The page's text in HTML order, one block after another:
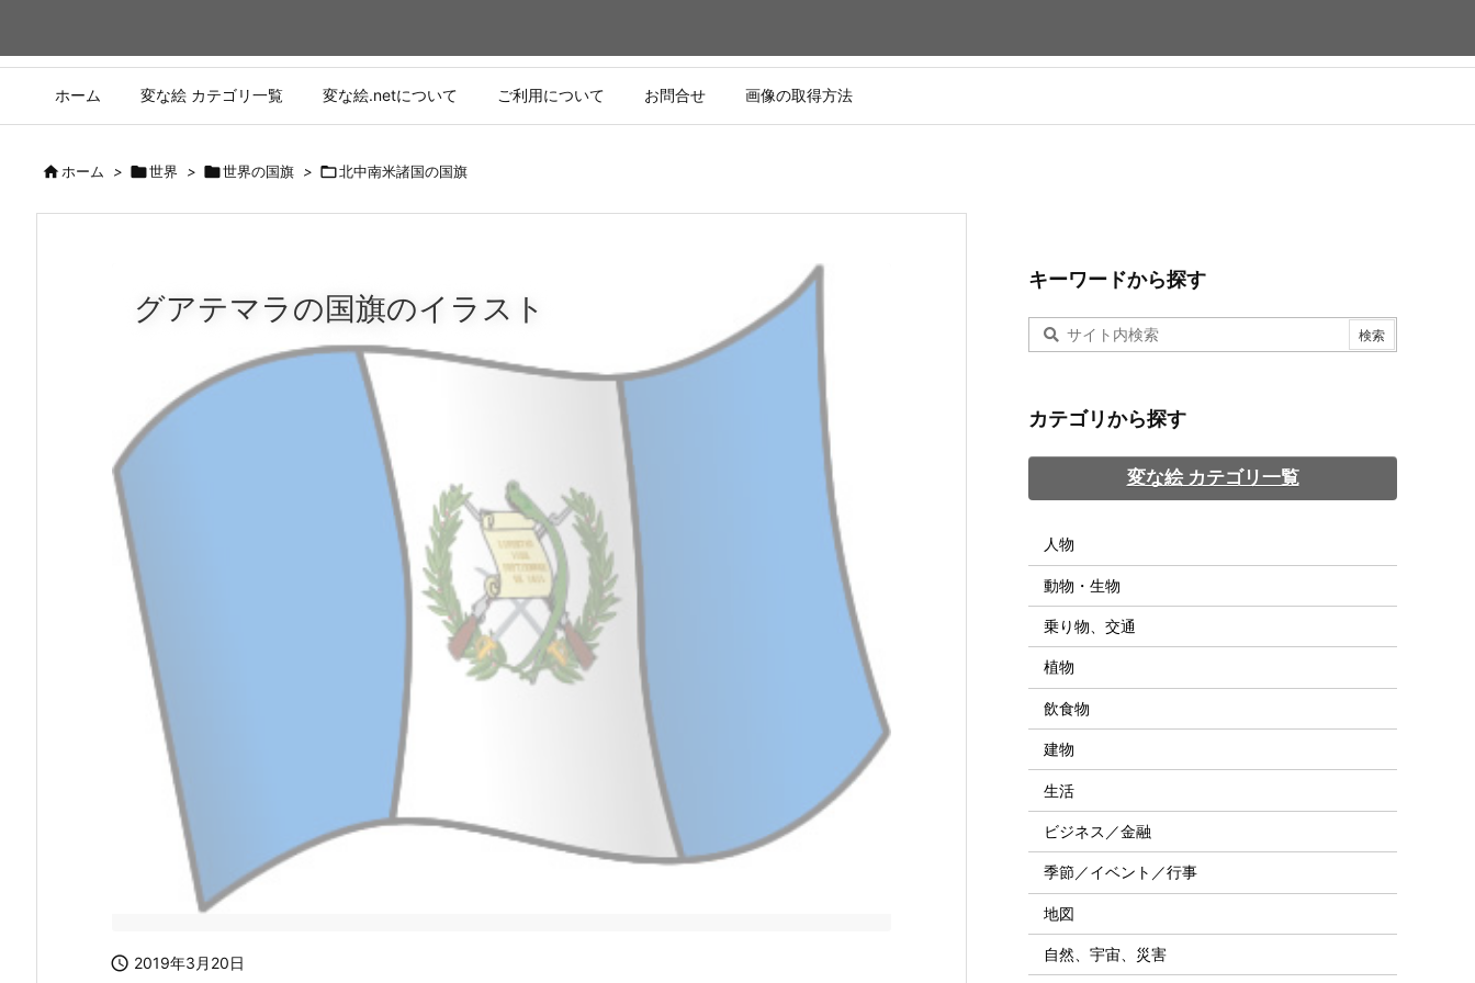
ホーム 変な絵 カテゴリ一覧 変な絵.netについて ご利用について お問合せ 画像の取得方法
ホーム > 世界 > 世界の国旗 > 北中南米諸国の国旗
グアテマラの国旗のイラスト
 2019年3月20日
キーワードから探す
カテゴリから探す
変な絵 カテゴリ一覧
人物
動物・生物
乗り物、交通
植物
飲食物
建物
生活
ビジネス／金融
季節／イベント／行事
地図
自然、宇宙、災害